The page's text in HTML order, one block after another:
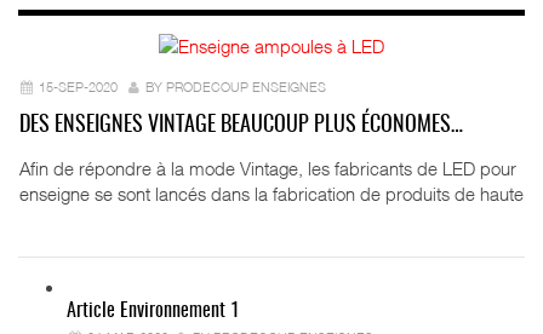
15-SEP-2020 BY PRODECOUP ENSEIGNES
DES ENSEIGNES VINTAGE BEAUCOUP PLUS ÉCONOMES…
Afin de répondre à la mode Vintage, les fabricants de LED pour
enseigne se sont lancés dans la fabrication de produits de haute
Article Environnement 1